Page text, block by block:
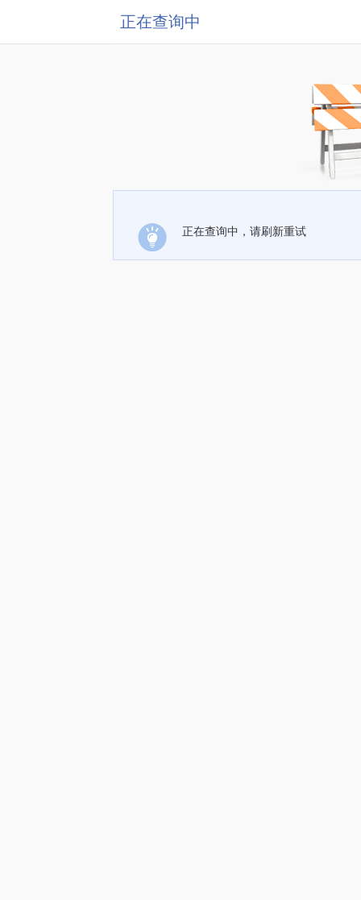
正在查询中
正在查询中，请刷新重试